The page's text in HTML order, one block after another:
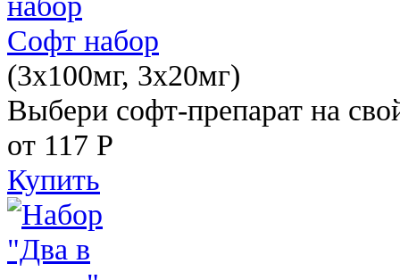
Софт набор
(3x100мг, 3x20мг)
Выбери софт-препарат на
от 117 Р
Купить